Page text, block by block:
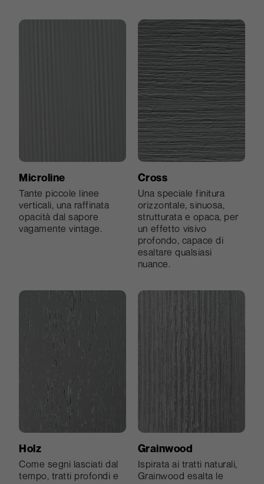
Microline
Tante piccole linee
verticali, una raffinata
opacità dal sapore
vagamente vintage.
Cross
Una speciale finitura
orizzontale, sinuosa,
strutturata e opaca, per
un effetto visivo
profondo, capace di
esaltare qualsiasi
nuance.
Holz
Come segni lasciati dal
tempo, tratti profondi e
Grainwood
Ispirata ai tratti naturali,
Grainwood esalta le